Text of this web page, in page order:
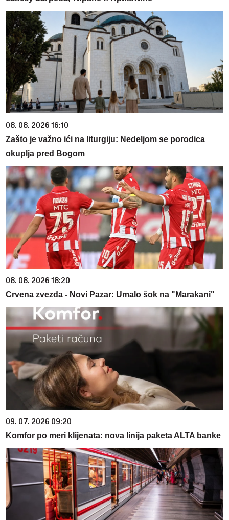
08. 08. 2026 16:10
Zašto je važno ići na liturgiju: Nedeljom se porodica
okuplja pred Bogom
08. 08. 2026 18:20
Crvena zvezda - Novi Pazar: Umalo šok na "Marakani"
09. 07. 2026 09:20
Komfor po meri klijenata: nova linija paketa ALTA banke